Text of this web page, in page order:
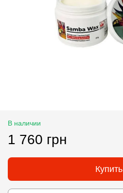
В наличии
1 760 грн
Купить